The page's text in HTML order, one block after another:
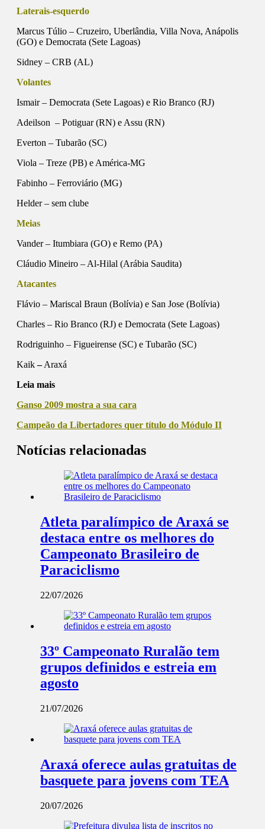
Laterais-esquerdo
Marcus Túlio – Cruzeiro, Uberlândia, Villa Nova, Anápolis
(GO) e Democrata (Sete Lagoas)
Sidney – CRB (AL)
Volantes
Ismair – Democrata (Sete Lagoas) e Rio Branco (RJ)
Adeilson – Potiguar (RN) e Assu (RN)
Everton – Tubarão (SC)
Viola – Treze (PB) e América-MG
Fabinho – Ferroviário (MG)
Helder – sem clube
Meias
Vander– Itumbiara (GO) e Remo (PA)
Cláudio Mineiro – Al-Hilal (Arábia Saudita)
Atacantes
Flávio – Mariscal Braun (Bolívia) e San Jose (Bolívia)
Charles – Rio Branco (RJ) e Democrata (Sete Lagoas)
Rodriguinho – Figueirense (SC) e Tubarão (SC)
Kaik –Araxá
Leia mais
Ganso 2009 mostra a sua cara
Campeão da Libertadores quer título do Módulo II
Notícias relacionadas
Atleta paralímpico de Araxá se
destaca entre os melhores do
Campeonato Brasileiro de
Paraciclismo
22/07/2026
33º Campeonato Ruralão tem
grupos definidos e estreia em
agosto
21/07/2026
Araxá oferece aulas gratuitas de
basquete para jovens com TEA
20/07/2026